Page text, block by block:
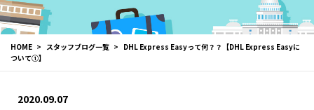
HOME スタッフブログ一覧
DHL Express Easyって何？？【DHL Express Easyに
ついて①】
2020.09.07